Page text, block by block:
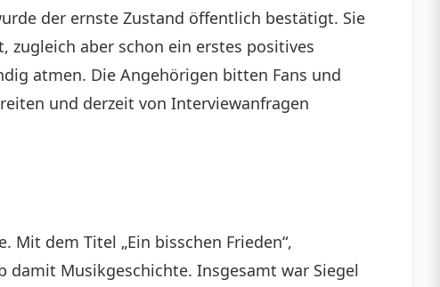
der ernste Zustand öffentlich bestätigt. Sie
zugleich aber schon ein erstes positives
atmen. Die Angehörigen bitten Fans und
und derzeit von Interviewanfragen
Mit dem Titel „Ein bisschen Frieden“,
damit Musikgeschichte. Insgesamt war Siegel